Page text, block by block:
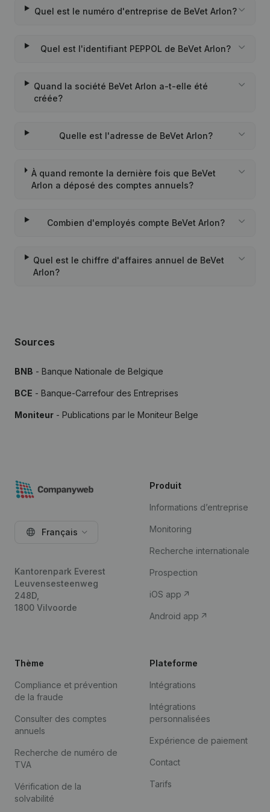
Quel est le numéro d'entreprise de BeVet Arlon?
Quel est l'identifiant PEPPOL de BeVet Arlon?
Quand la société BeVet Arlon a-t-elle été
créée?
Quelle est l'adresse de BeVet Arlon?
À quand remonte la dernière fois que BeVet
Arlon a déposé des comptes annuels?
Combien d'employés compte BeVet Arlon?
Quel est le chiffre d'affaires annuel de BeVet
Arlon?
Sources
BNB - Banque Nationale de Belgique
BCE - Banque-Carrefour des Entreprises
Moniteur - Publications par le Moniteur Belge
Français
Kantorenpark Everest
Leuvensesteenweg
248D,
1800 Vilvoorde
Produit
Informations d’entreprise
Monitoring
Recherche internationale
Prospection
iOS app
Android app
Thème
Compliance et prévention
de la fraude
Consulter des comptes
annuels
Recherche de numéro de
TVA
Vérification de la
solvabilité
Plateforme
Intégrations
Intégrations
personnalisées
Expérience de paiement
Contact
Tarifs